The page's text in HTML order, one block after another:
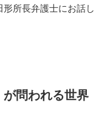
形所長弁護士にお話し
が問われる世界